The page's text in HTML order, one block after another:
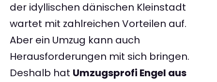
der idyllischen dänischen Kleinstadt
wartet mit zahlreichen Vorteilen auf.
Aber ein Umzug kann auch
Herausforderungen mit sich bringen.
Deshalb hat Umzugsprofi Engel aus